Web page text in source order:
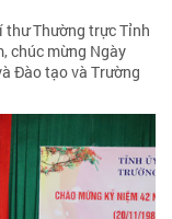
thư Thường trực Tỉnh
chúc mừng Ngày
Đào tạo và Trường